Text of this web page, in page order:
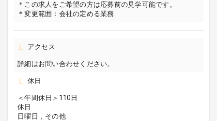
＊この求人をご希望の方は応募前の見学可能です。
＊変更範囲：会社の定める業務
アクセス
詳細はお問い合わせください。
休日
＜年間休日＞110日
休日
日曜日，その他